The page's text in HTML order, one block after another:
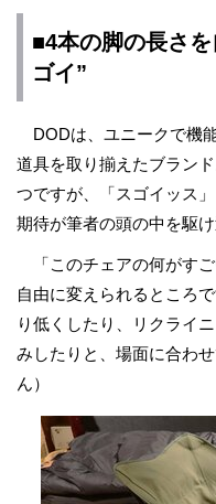
■4本の脚の長さ
ゴイ”
DODは、ユニークで機
道具を取り揃えたブラン
つですが、「スゴイッス
期待が筆者の頭の中を駆け
「このチェアの何がす
自由に変えられるところ
り低くしたり、リクライ
みしたりと、場面に合わ
ん）